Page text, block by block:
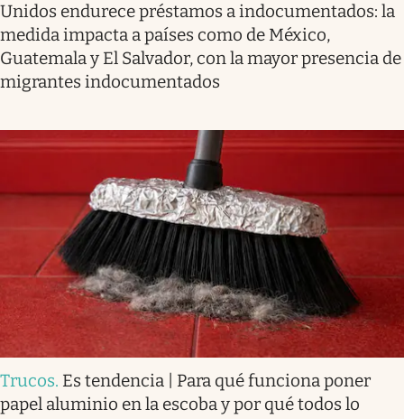
Unidos endurece préstamos a indocumentados: la
medida impacta a países como de México,
Guatemala y El Salvador, con la mayor presencia de
migrantes indocumentados
Trucos. Es tendencia | Para qué funciona poner
papel aluminio en la escoba y por qué todos lo